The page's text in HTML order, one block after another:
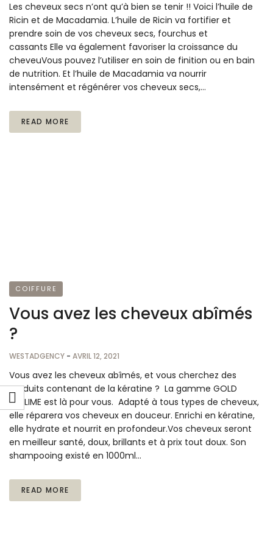
Les cheveux secs n’ont qu’à bien se tenir !! Voici l’huile de
Ricin et de Macadamia. L’huile de Ricin va fortifier et
prendre soin de vos cheveux secs, fourchus et
cassants Elle va également favoriser la croissance du
cheveuVous pouvez l’utiliser en soin de finition ou en bain
de nutrition. Et l’huile de Macadamia va nourrir
intensément et régénérer vos cheveux secs,…
READ MORE
COIFFURE
Vous avez les cheveux abîmés
?
WESTADGENCY - AVRIL 12, 2021
Vous avez les cheveux abîmés, et vous cherchez des
produits contenant de la kératine ? La gamme GOLD
SUBLIME est là pour vous. Adapté à tous types de cheveux,
elle réparera vos cheveux en douceur. Enrichi en kératine,
elle hydrate et nourrit en profondeur.Vos cheveux seront
en meilleur santé, doux, brillants et à prix tout doux. Son
shampooing existé en 1000ml…
READ MORE